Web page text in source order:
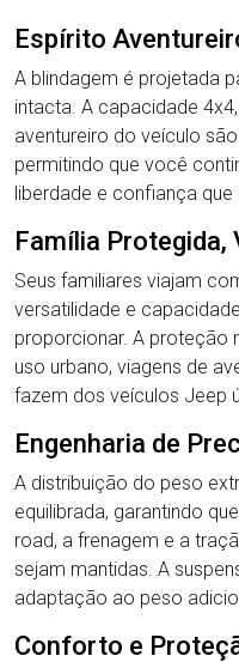
Espírito
A blindagem é projetada
intacta. A capacidade
aventureiro do veículo
permitindo que você
liberdade e confiança
Família Protegida,
Seus familiares viajam
versatilidade e
proporcionar. A proteção
uso urbano, viagens de
fazem dos veículos Jeep
Engenharia de
A distribuição do peso
equilibrada, garantindo
road, a frenagem e a
sejam mantidas. A
adaptação ao peso
Conforto e